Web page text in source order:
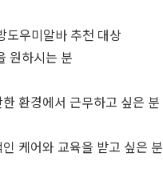
도우미알바 추천 대상
원하시는 분
환경에서 근무하고 싶은 분
케어와 교육을 받고 싶은 분